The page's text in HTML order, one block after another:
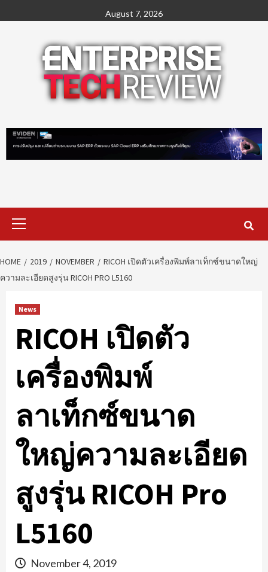
to
August 7, 2026
Primary
Menu
HOME 2019 NOVEMBER
RICOH เปิดตัวเครื่องพิมพ์ลาเท็กซ์ขนาดใหญ่
ความละเอียดสูงรุ่น RICOH PRO L5160
News
RICOH เปิดตัว
เครื่องพิมพ์
ลาเท็กซ์ขนาด
ใหญ่ความละเอียด
สูงรุ่น RICOH Pro
L5160
November 4, 2019